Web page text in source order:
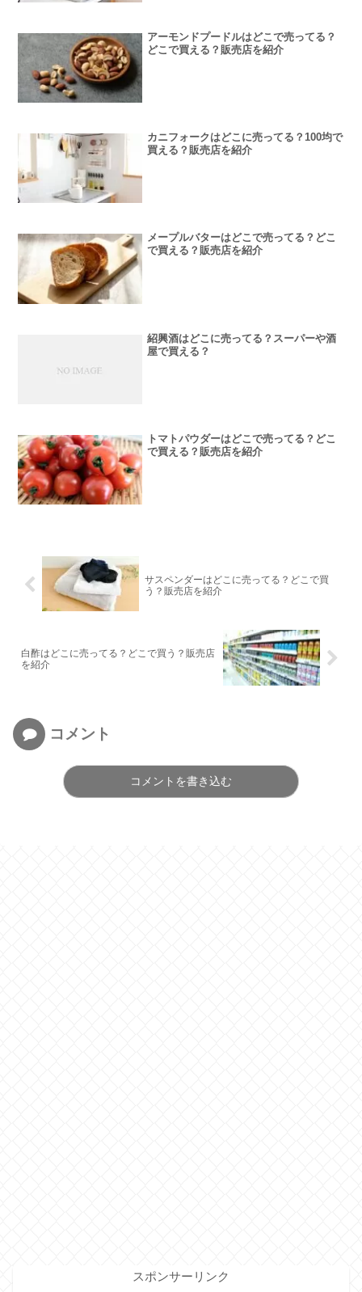
アーモンドプードルはどこで売ってる？
どこで買える？販売店を紹介
カニフォークはどこに売ってる？100均で
買える？販売店を紹介
メープルバターはどこで売ってる？どこ
で買える？販売店を紹介
紹興酒はどこに売ってる？スーパーや酒
屋で買える？
トマトパウダーはどこで売ってる？どこ
で買える？販売店を紹介
サスペンダーはどこに売ってる？どこで買
う？販売店を紹介
白酢はどこに売ってる？どこで買う？販売店
を紹介
コメント
コメントを書き込む
スポンサーリンク